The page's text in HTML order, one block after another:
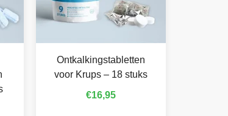
Ontkalkingstabletten
voor Krups – 18 stuks
€16,95